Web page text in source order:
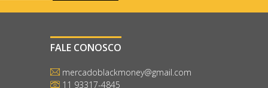
FALE CONOSCO
mercadoblackmoney@gmail.com
11 93317-4845